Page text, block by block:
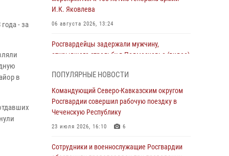
- за
в
И.К. Яковлева
06 августа 2026, 13:24
Росгвардейцы задержали мужчину,
открывшего стрельбу в Подмосковье (видео)
Росгвардейцы провели выставку вооружения
для участников сбора «Гвардеец» в Пензе
(видео)
06 августа 2026, 12:00
В Курске росгвардейцы приняли участие в
ПОПУЛЯРНЫЕ НОВОСТИ
Командующий Северо-Кавказским округом
Росгвардии совершил рабочую поездку в
Чеченскую Республику
23 июля 2026, 16:10 6
Сотрудники и военнослужащие Росгвардии